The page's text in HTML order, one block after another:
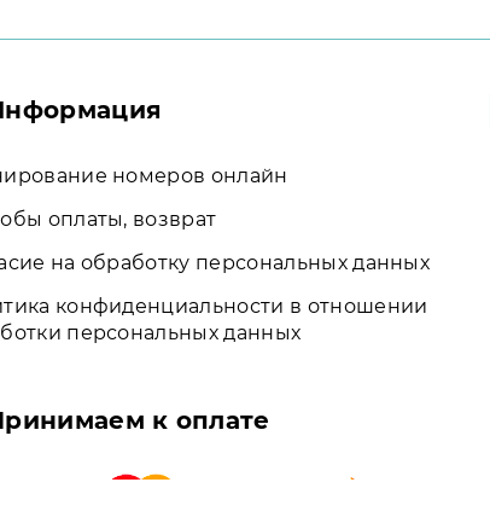
номеров онлайн
оплаты, возврат
на обработку персональных данных
конфиденциальности в отношении
персональных данных
к оплате